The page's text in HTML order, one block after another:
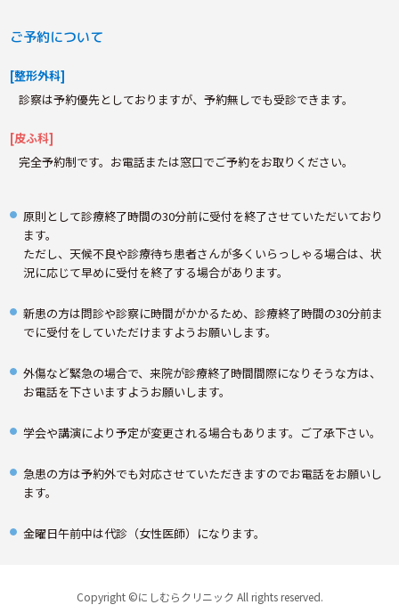
ご予約について
[整形外科]
診察は予約優先としておりますが、予約無しでも受診できます。
[皮ふ科]
完全予約制です。お電話または窓口でご予約をお取りください。
原則として診療終了時間の30分前に受付を終了させていただいており
ます。
ただし、天候不良や診療待ち患者さんが多くいらっしゃる場合は、状
況に応じて早めに受付を終了する場合があります。
新患の方は問診や診察に時間がかかるため、診療終了時間の30分前ま
でに受付をしていただけますようお願いします。
外傷など緊急の場合で、来院が診療終了時間間際になりそうな方は、
お電話を下さいますようお願いします。
学会や講演により予定が変更される場合もあります。ご了承下さい。
急患の方は予約外でも対応させていただきますのでお電話をお願いし
ます。
金曜日午前中は代診（女性医師）になります。
Copyright ©にしむらクリニック All rights reserved.